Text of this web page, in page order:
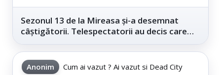
Sezonul 13 de la Mireasa și-a desemnat
câștigătorii. Telespectatorii au decis care
Anonim
Cum ai vazut ? Ai vazut si Dead City